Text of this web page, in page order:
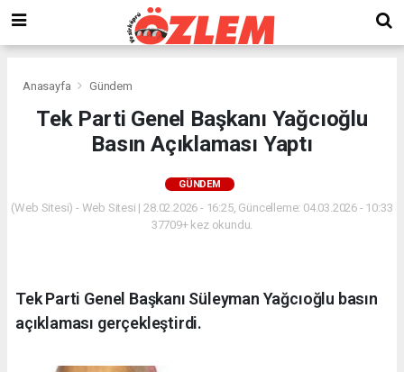
Anasayfa Gündem
Tek Parti Genel Başkanı Yağcıoğlu
Basın Açıklaması Yaptı
GÜNDEM
(Web Sitesi) - Web Sitesi | 28.02.2026 - 16:25, Güncelleme: 04.03.2026 - 10:33
37709+ kez okundu.
Tek Parti Genel Başkanı Süleyman Yağcıoğlu basın
açıklaması gerçekleştirdi.